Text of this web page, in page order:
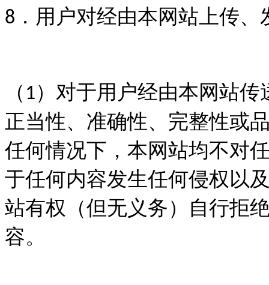
8 ．用户对经由本网站上传
（ 1）对于用户经由本网站
正当性、准确性、完整性或
任何情况下，本网站均不对
于任何内容发生任何侵权以
站有权（但无义务）自行拒
容。